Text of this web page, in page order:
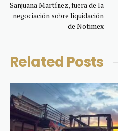
Sanjuana Martínez, fuera de la
negociación sobre liquidación
de Notimex
Related Posts